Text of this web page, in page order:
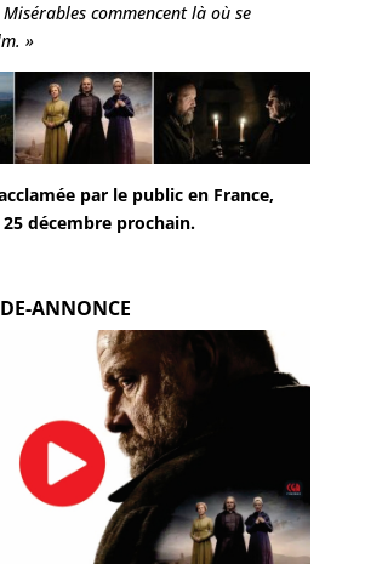
commencent là où se
»
par le public en France,
décembre prochain.
ANNONCE